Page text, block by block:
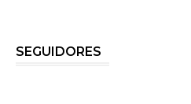
SEGUIDORES